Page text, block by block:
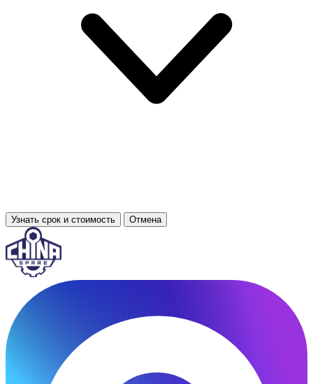
Узнать срок и стоимость Отмена